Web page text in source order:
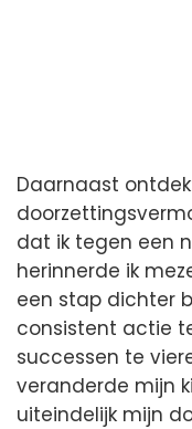
Daarnaast
dat ik tegen een
herinnerde ik
een stap dichter
consistent actie
successen te
veranderde mijn
uiteindelijk mijn